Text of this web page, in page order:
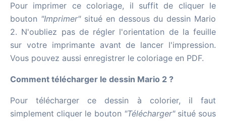
Pour imprimer ce coloriage, il suffit de cliquer le
bouton "Imprimer"situé en dessous du dessin Mario
2. N'oubliez pas de régler l'orientation de la feuille
sur votre imprimante avant de lancer l'impression.
Vous pouvez aussi enregistrer le coloriage en PDF.
Comment télécharger le dessin Mario 2 ?
Pour télécharger ce dessin à colorier, il faut
simplement cliquer le bouton "Télécharger"situé sous